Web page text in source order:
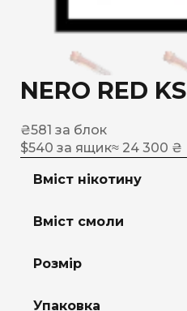
NERO RED KS
₴581 за блок
$540 за ящик≈ 24 300 ₴
Вміст нікотину
Вміст смоли
Розмір
Упаковка